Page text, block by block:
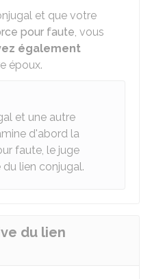
et que votre
pour faute, vous
également
époux.
et une autre
d'abord la
faute, le juge
lien conjugal.
du lien